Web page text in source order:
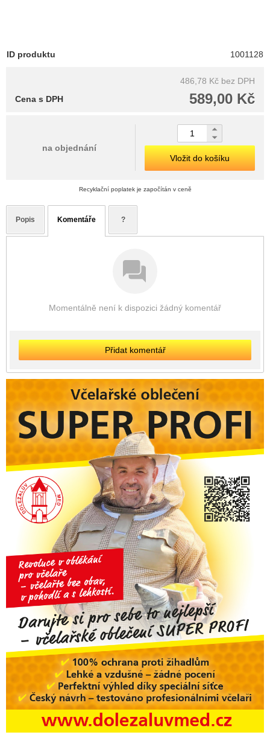
ID produktu 1001128
486,78 Kč bez DPH
589,00 Kč
Cena s DPH
na objednání
Vložit do košíku
Recyklační poplatek je započítán v ceně
Popis Komentáře ?
Momentálně není k dispozici žádný komentář
Přidat komentář